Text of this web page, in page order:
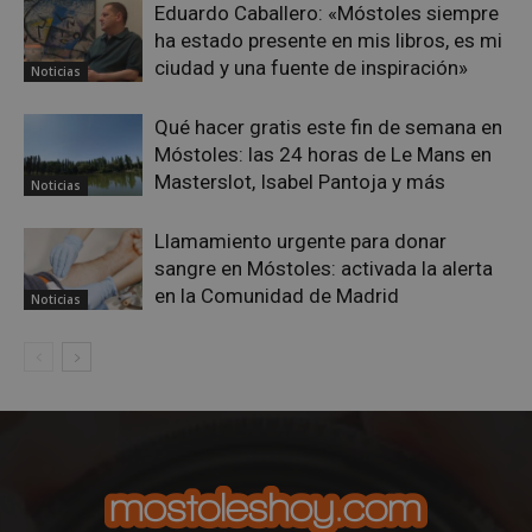
Noticias
Eduardo Caballero: «Móstoles siempre
ha estado presente en mis libros, es mi
ciudad y una fuente de inspiración»
Noticias
Qué hacer gratis este fin de semana en
Móstoles: las 24 horas de Le Mans en
Masterslot, Isabel Pantoja y más
Noticias
Llamamiento urgente para donar
sangre en Móstoles: activada la alerta
en la Comunidad de Madrid
__cf_bm
Cloudflare Inc.
.twitter.com
29 minutos
58
VISITOR_PRIVACY_METADATA
YouTube